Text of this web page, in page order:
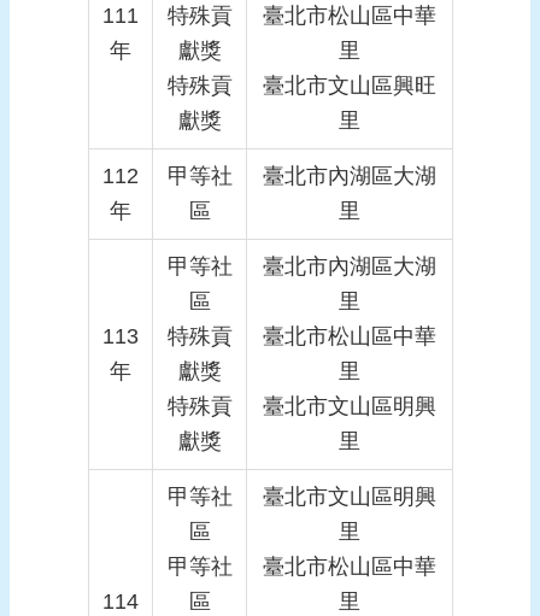
111
年
特殊貢
獻獎
特殊貢
獻獎
臺北市松山區中華
里
臺北市文山區興旺
里
112
年
甲等社
區
臺北市內湖區大湖
里
113
年
甲等社
區
特殊貢
獻獎
特殊貢
獻獎
臺北市內湖區大湖
里
臺北市松山區中華
里
臺北市文山區明興
里
114
甲等社
區
甲等社
區
臺北市文山區明興
里
臺北市松山區中華
里